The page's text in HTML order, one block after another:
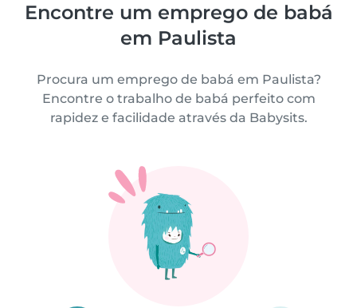
Encontre um emprego de babá
em Paulista
Procura um emprego de babá em Paulista?
Encontre o trabalho de babá perfeito com
rapidez e facilidade através da Babysits.